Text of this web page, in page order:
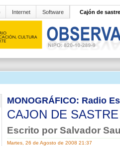
Internet Software Cajón de sastre
MONOGRÁFICO: Radio
CAJON DE
Escrito por Salvador
Martes, 26 de Agosto de 2008 21:37